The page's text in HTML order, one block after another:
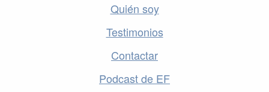
Quién soy
Testimonios
Contactar
Podcast de EF